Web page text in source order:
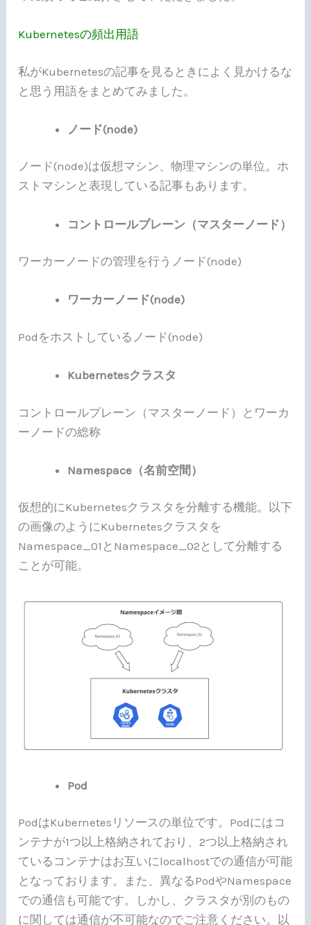
Kubernetesの頻出用語
私がKubernetesの記事を見るときによく見かけるな
と思う用語をまとめてみました。
ノード(node)
ノード(node)は仮想マシン、物理マシンの単位。ホ
ストマシンと表現している記事もあります。
コントロールプレーン（マスターノード）
ワーカーノードの管理を行うノード(node)
ワーカーノード(node)
Podをホストしているノード(node)
Kubernetesクラスタ
コントロールプレーン（マスターノード）とワーカ
ーノードの総称
Namespace（名前空間）
仮想的にKubernetesクラスタを分離する機能。以下
の画像のようにKubernetesクラスタを
Namespace_01とNamespace_02として分離する
ことが可能。
Pod
PodはKubernetesリソースの単位です。Podにはコ
ンテナが1つ以上格納されており、2つ以上格納され
ているコンテナはお互いにlocalhostでの通信が可能
となっております。また、異なるPodやNamespace
での通信も可能です。しかし、クラスタが別のもの
に関しては通信が不可能なのでご注意ください。以